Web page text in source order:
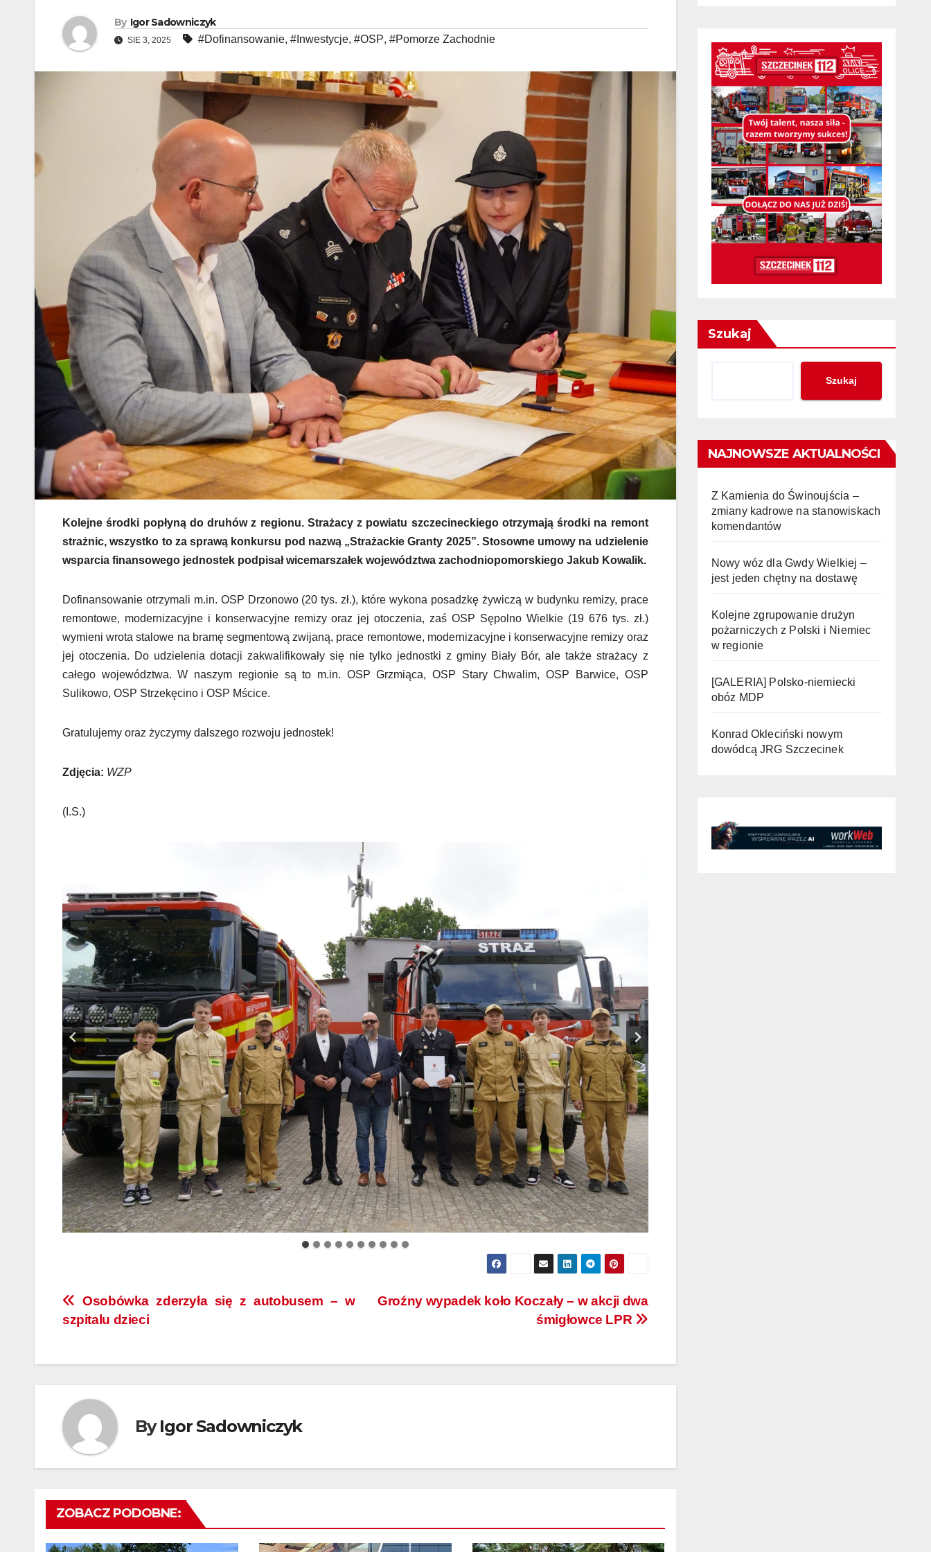
By Igor Sadowniczyk
SIE 3, 2025 #Dofinansowanie, #Inwestycje, #OSP, #Pomorze Zachodnie
Kolejne środki popłyną do druhów z regionu. Strażacy z powiatu szczecineckiego otrzymają środki na remont
strażnic, wszystko to za sprawą konkursu pod nazwą „Strażackie Granty 2025”. Stosowne umowy na udzielenie
wsparcia finansowego jednostek podpisał wicemarszałek województwa zachodniopomorskiego Jakub Kowalik.
Dofinansowanie otrzymali m.in. OSP Drzonowo (20 tys. zł.), które wykona posadzkę żywiczą w budynku remizy, prace
remontowe, modernizacyjne i konserwacyjne remizy oraz jej otoczenia, zaś OSP Sępolno Wielkie (19 676 tys. zł.)
wymieni wrota stalowe na bramę segmentową zwijaną, prace remontowe, modernizacyjne i konserwacyjne remizy oraz
jej otoczenia. Do udzielenia dotacji zakwalifikowały się nie tylko jednostki z gminy Biały Bór, ale także strażacy z
całego województwa. W naszym regionie są to m.in. OSP Grzmiąca, OSP Stary Chwalim, OSP Barwice, OSP
Sulikowo, OSP Strzekęcino i OSP Mścice.
Gratulujemy oraz życzymy dalszego rozwoju jednostek!
Zdjęcia: WZP
(I.S.)
Nawigacja
wpisu
Groźny wypadek koło Koczały – w akcji dwa
śmigłowce LPR
Osobówka zderzyła się z autobusem – w
szpitalu dzieci
ByIgor Sadowniczyk
ZOBACZ PODOBNE:
Szukaj
Szukaj
NAJNOWSZE AKTUALNOŚCI
Z Kamienia do Świnoujścia –
zmiany kadrowe na stanowiskach
komendantów
Nowy wóz dla Gwdy Wielkiej –
jest jeden chętny na dostawę
Kolejne zgrupowanie drużyn
pożarniczych z Polski i Niemiec
w regionie
[GALERIA] Polsko-niemiecki
obóz MDP
Konrad Okleciński nowym
dowódcą JRG Szczecinek